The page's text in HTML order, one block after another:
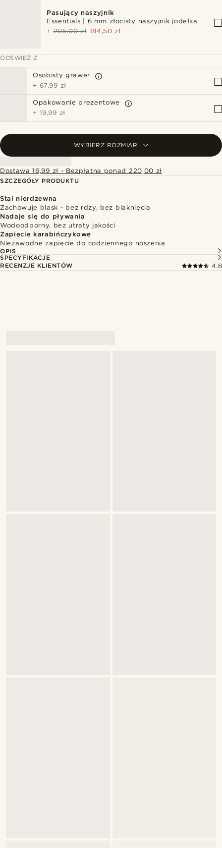
Pasujący naszyjnik
Essentials | 6 mm złocisty naszyjnik jodełka
+205,00 zł 184,50 zł
ODŚWIEŻ Z
Osobisty grawer
+ 67,99 zł
Opakowanie prezentowe
+ 19,99 zł
WYBIERZ ROZMIAR
Dostawa 16,99 zł - Bezpłatna ponad 220,00 zł
SZCZEGÓŁY PRODUKTU
Stal nierdzewna
Zachowuje blask - bez rdzy, bez blaknięcia
Nadaje się do pływania
Wodoodporny, bez utraty jakości
Zapięcie karabińczykowe
Niezawodne zapięcie do codziennego noszenia
OPIS
SPECYFIKACJE
RECENZJE KLIENTÓW
4.8